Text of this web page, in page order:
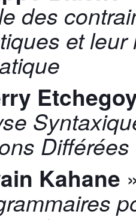
des
et
Différées
Kahane